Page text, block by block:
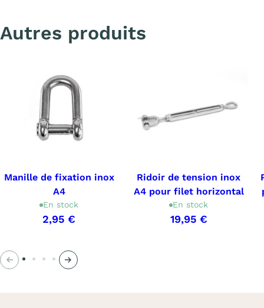
Autres produits
Manille de fixation inox
A4
En stock
2,95 €
Ridoir de tension inox
A4 pour filet horizontal
En stock
19,95 €
Précédent Suivant